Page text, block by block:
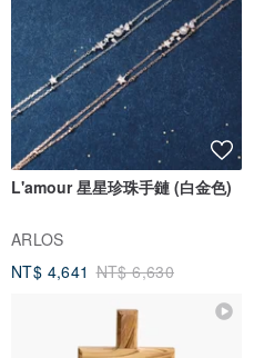
L'amour 星星珍珠手鏈 (白金色)
ARLOS
NT$ 4,641 NT$ 6,630